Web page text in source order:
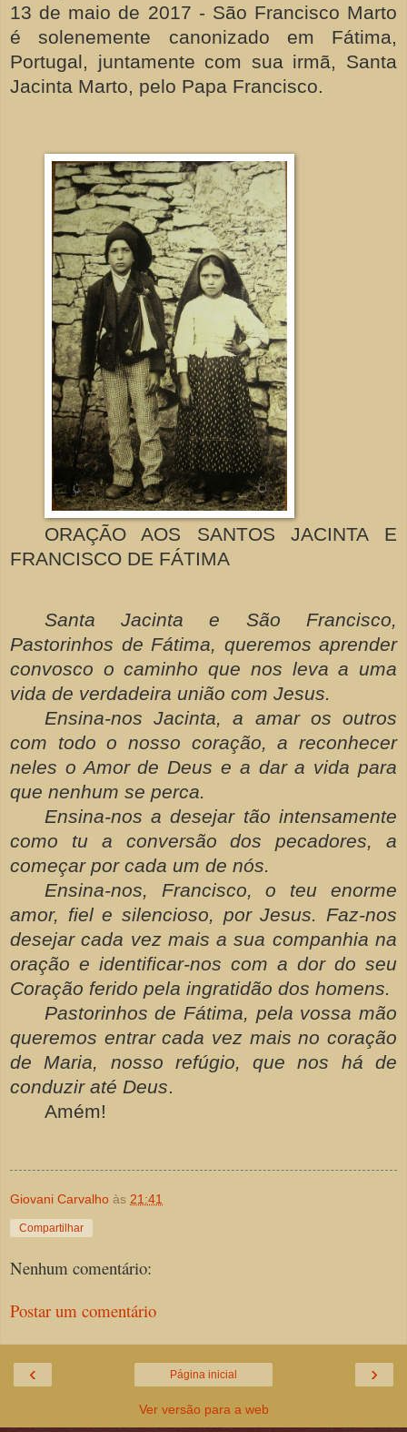
13 de maio de 2017 - São Francisco Marto
é solenemente canonizado em Fátima,
Portugal, juntamente com sua irmã, Santa
Jacinta Marto, pelo Papa Francisco.
ORAÇÃO AOS SANTOS JACINTA E
FRANCISCO DE FÁTIMA
Santa Jacinta e São Francisco,
Pastorinhos de Fátima, queremos aprender
convosco o caminho que nos leva a uma
vida de verdadeira união com Jesus.
Ensina-nos Jacinta, a amar os outros
com todo o nosso coração, a reconhecer
neles o Amor de Deus e a dar a vida para
que nenhum se perca.
Ensina-nos a desejar tão intensamente
como tu a conversão dos pecadores, a
começar por cada um de nós.
Ensina-nos, Francisco, o teu enorme
amor, fiel e silencioso, por Jesus. Faz-nos
desejar cada vez mais a sua companhia na
oração e identificar-nos com a dor do seu
Coração ferido pela ingratidão dos homens.
Pastorinhos de Fátima, pela vossa mão
queremos entrar cada vez mais no coração
de Maria, nosso refúgio, que nos há de
conduzir até Deus.
Amém!
Giovani Carvalho às 21:41
Compartilhar
Nenhum comentário:
Postar um comentário
‹ ›
Página inicial
Ver versão para a web